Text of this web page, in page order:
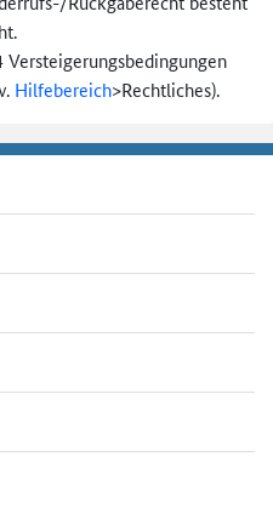
Versteigerungs­bedingungen
Hilfebereich>Rechtliches).